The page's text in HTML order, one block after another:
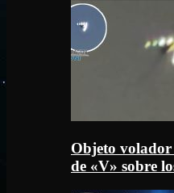
Objeto
de «V» sobre